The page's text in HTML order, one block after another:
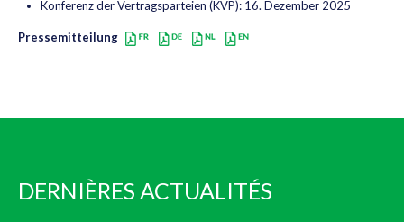
Konferenz der Vertragsparteien (KVP): 16. Dezember 2025
Pressemitteilung
DERNIÈRES ACTUALITÉS